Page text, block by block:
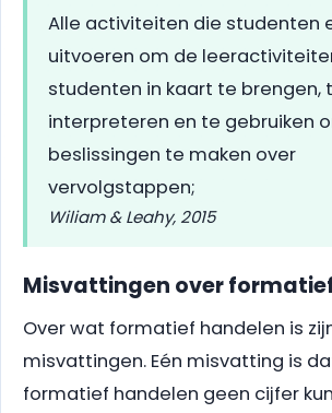
Alle activiteiten die studenten
uitvoeren om de
studenten in kaart te brengen,
interpreteren en te gebruiken
beslissingen te maken over
vervolgstappen;
Wiliam & Leahy, 2015
Misvattingen over
Over wat formatief handelen is
misvattingen. Eén misvatting is
formatief handelen geen cijfer